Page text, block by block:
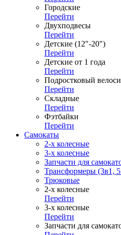
Городские
Перейти
Двухподвесы
Перейти
Детские (12"-20")
Перейти
Детские от 1 года
Перейти
Подростковый
Перейти
Складные
Перейти
Фэтбайки
Перейти
Самокаты
2-х колесные
3-х колесные
Запчасти для
Трансформеры (3в1,
Трюковые
2-х колесные
Перейти
3-х колесные
Перейти
Запчасти для